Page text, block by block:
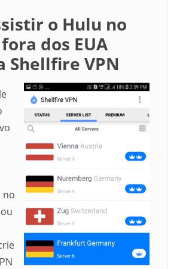
o Hulu no
dos EUA
Shellfire VPN
no